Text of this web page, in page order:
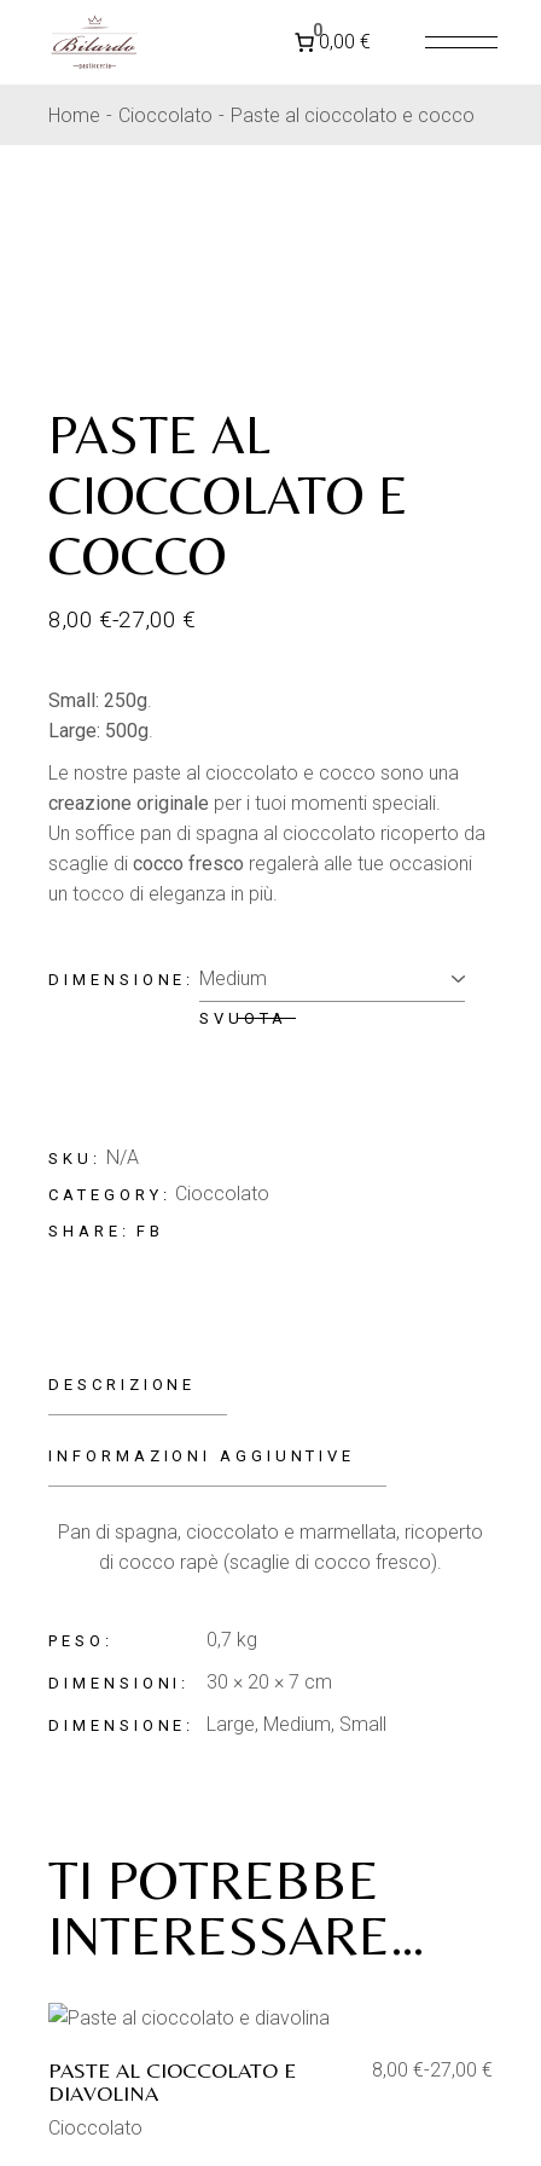
00,00 €
Home Cioccolato Paste al cioccolato e cocco
PASTE AL
CIOCCOLATO E
COCCO
8,00 €-27,00 €
Fascia
da
8,00 €
a
27,00 €
Small: 250g.
Large: 500g.
Le nostre paste al cioccolato e cocco sono una
creazione originale per i tuoi momenti speciali.
Un soffice pan di spagna al cioccolato ricoperto da
scaglie dicocco fresco regalerà alle tue occasioni
un tocco di eleganza in più.
DIMENSIONE
SVUOTA
SKU: N/A
CATEGORY: Cioccolato
SHARE: FB
DESCRIZIONE
INFORMAZIONI AGGIUNTIVE
Pan di spagna, cioccolato e marmellata, ricoperto
di cocco rapè (scaglie di cocco fresco).
PESO 0,7 kg
DIMENSIONI 30 × 20 × 7 cm
DIMENSIONE Large, Medium, Small
TI POTREBBE
INTERESSARE…
Aggiungi alla lista dei desideri
PASTE AL CIOCCOLATO E
DIAVOLINA
8,00 €-27,00 €
Fascia
Cioccolato
SPEDIZIONE GRATUITA IN ITALIAPER ORDINI
SUPERIORI A 79€